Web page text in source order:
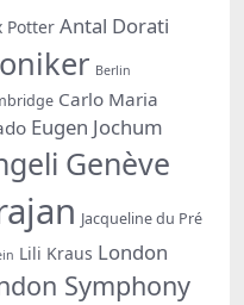
Potter Antal Dorati
Berlin
Carlo Maria
Eugen Jochum
Genève
Jacqueline du Pré
Lili Kraus London
Symphony